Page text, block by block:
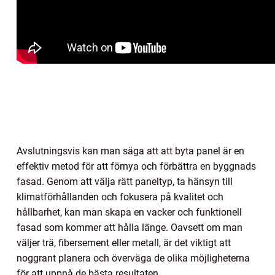
Avslutningsvis kan man säga att att byta panel är en
effektiv metod för att förnya och förbättra en byggnads
fasad. Genom att välja rätt paneltyp, ta hänsyn till
klimatförhållanden och fokusera på kvalitet och
hållbarhet, kan man skapa en vacker och funktionell
fasad som kommer att hålla länge. Oavsett om man
väljer trä, fibersement eller metall, är det viktigt att
noggrant planera och överväga de olika möjligheterna